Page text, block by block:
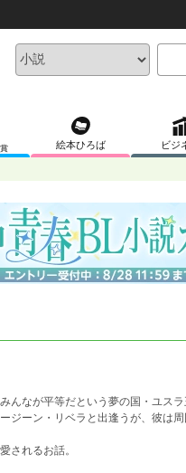
絵本ひろば ビジ
んなが平等だという夢の国・ユスラ
ジーン・リベラと出逢うが、彼は
されるお話。